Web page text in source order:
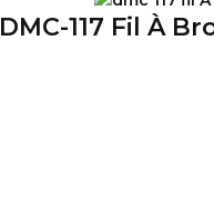
DMC-117 Fil À